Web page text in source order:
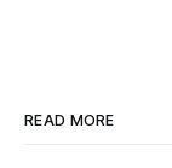
READ MORE